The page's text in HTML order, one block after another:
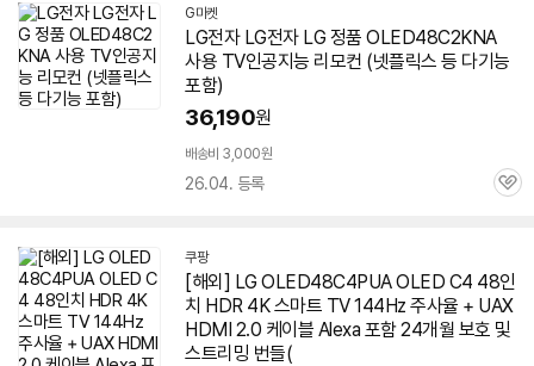
G마켓
LG전자 LG전자 LG 정품 OLED48C2KNA
사용 TV인공지능 리모컨 (넷플릭스 등 다기능
포함)
36,190원
배송비 3,000원
26.04. 등록
관
쿠팡
[해외] LG OLED48C4PUA OLED C4 48인
치 HDR 4K 스마트 TV 144Hz 주사율 + UAX
HDMI 2.0 케이블 Alexa 포함 24개월 보호 및
스트리밍 번들(